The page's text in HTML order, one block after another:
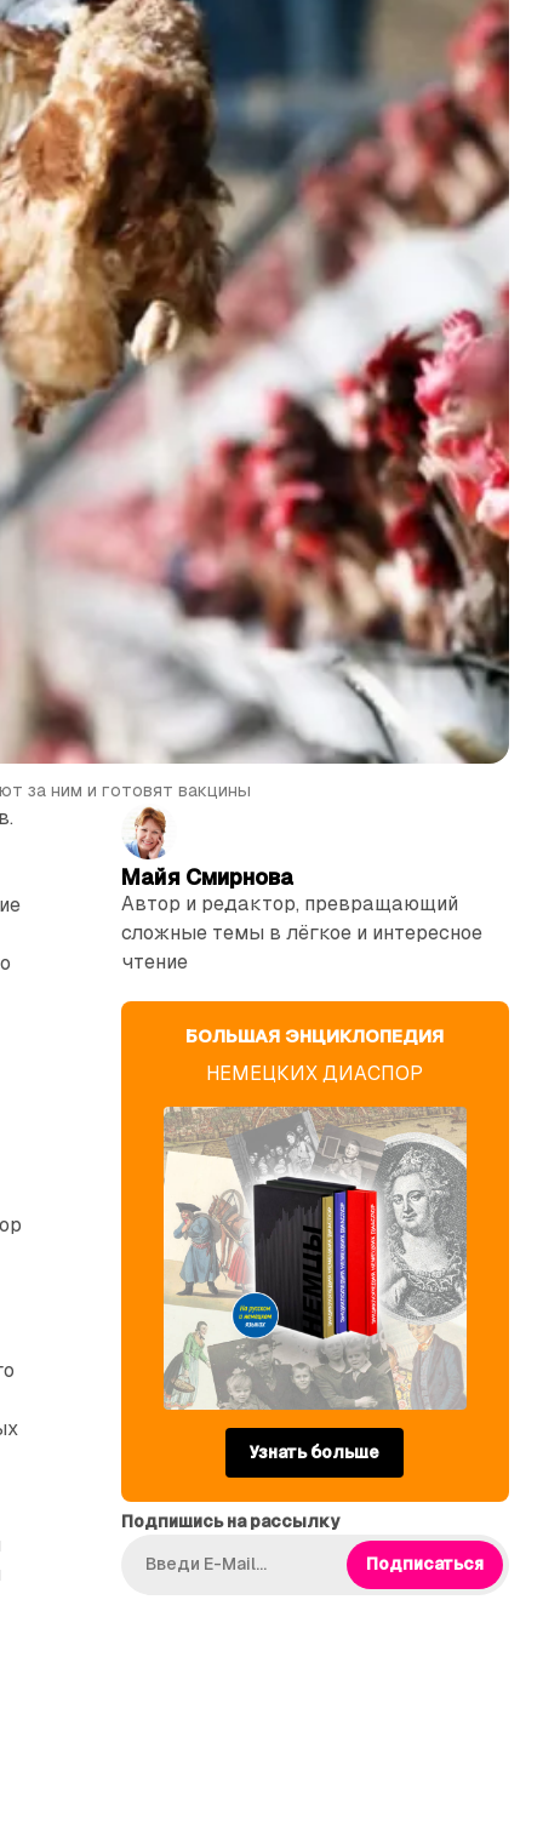
за ним и готовят вакцины
Майя Смирнова
Автор и редактор, превращающий
сложные темы в лёгкое и интересное
чтение
БОЛЬШАЯ ЭНЦИКЛОПЕДИЯ
НЕМЕЦКИХ ДИАСПОР
Узнать больше
Подпишись на рассылку
Подписаться